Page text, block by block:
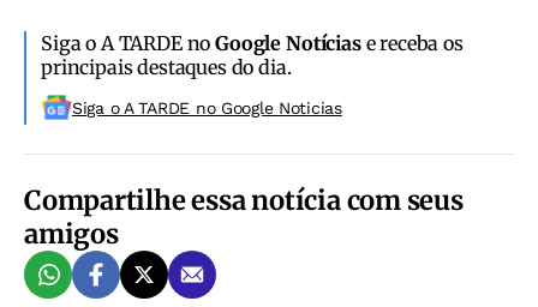
Siga o A TARDE noGoogle Notíciase receba os
principais destaques do dia.
Siga o A TARDE no Google Noticias
Compartilhe essa notícia com seus
amigos